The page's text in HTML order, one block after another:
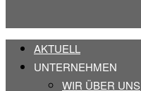
AKTUELL
UNTERNEHMEN
WIR ÜBER UNS